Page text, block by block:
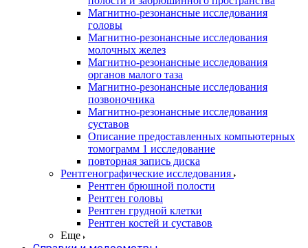
Магнитно-резонансные исследования
головы
Магнитно-резонансные исследования
молочных желез
Магнитно-резонансные исследования
органов малого таза
Магнитно-резонансные исследования
позвоночника
Магнитно-резонансные исследования
суставов
Описание предоставленных компьютерных
томограмм 1 исследование
повторная запись диска
Рентгенографические исследования
Рентген брюшной полости
Рентген головы
Рентген грудной клетки
Рентген костей и суставов
Еще